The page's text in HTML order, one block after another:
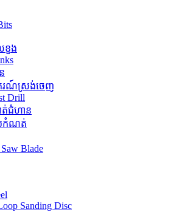
ខួង
ណ៍ស្រង់ចេញ
Drill
ត់ជំហាន
ប់កំណត់
Blade
Sanding Disc